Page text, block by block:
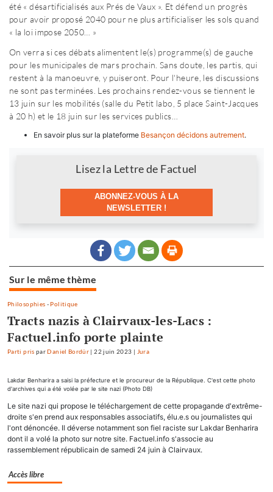
été « désartificialisés aux Prés de Vaux ». Et défend un progrès
pour avoir proposé 2040 pour ne plus artificialiser les sols quand
« la loi impose 2050… »
On verra si ces débats alimentent le(s) programme(s) de gauche
pour les municipales de mars prochain. Sans doute, les partis, qui
restent à la manoeuvre, y puiseront. Pour l'heure, les discussions
ne sont pas terminées. Les prochains rendez-vous se tiennent le
13 juin sur les mobilités (salle du Petit labo, 5 place Saint-Jacques
à 20 h) et le 18 juin sur les services publics…
En savoir plus sur la plateforme Besançon décidons autrement.
Lisez la Lettre de Factuel
ABONNEZ-VOUS À LA
NEWSLETTER !
Sur le même thème
Philosophies - Politique
Tracts nazis à Clairvaux-les-Lacs :
Factuel.info porte plainte
Parti pris parDaniel Bordür |22 juin 2023 | Jura
Lakdar Benharira a saisi la préfecture et le procureur de la République. C'est cette photo
d'archives qui a été volée par le site nazi (Photo DB)
Le site nazi qui propose le téléchargement de cette propagande d'extrême-
droite s'en prend aux responsables associatifs, élu.e.s ou journalistes qui
l'ont dénoncée. Il déverse notamment son fiel raciste sur Lakdar Benharira
dont il a volé la photo sur notre site. Factuel.info s'associe au
rassemblement républicain de samedi 24 juin à Clairvaux.
Accès libre